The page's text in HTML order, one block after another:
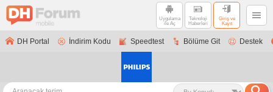
Uygulama
ile Aç
Teknoloji
Haberleri
Giriş ve
Kayıt
DH Portal İndirim Kodu Speedtest Bölüme Git Destek